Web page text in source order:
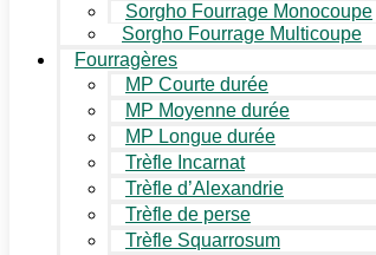
Sorgho Fourrage Monocoupe
Sorgho Fourrage Multicoupe
Fourragères
MP Courte durée
MP Moyenne durée
MP Longue durée
Trèfle Incarnat
Trèfle d’Alexandrie
Trèfle de perse
Trèfle Squarrosum